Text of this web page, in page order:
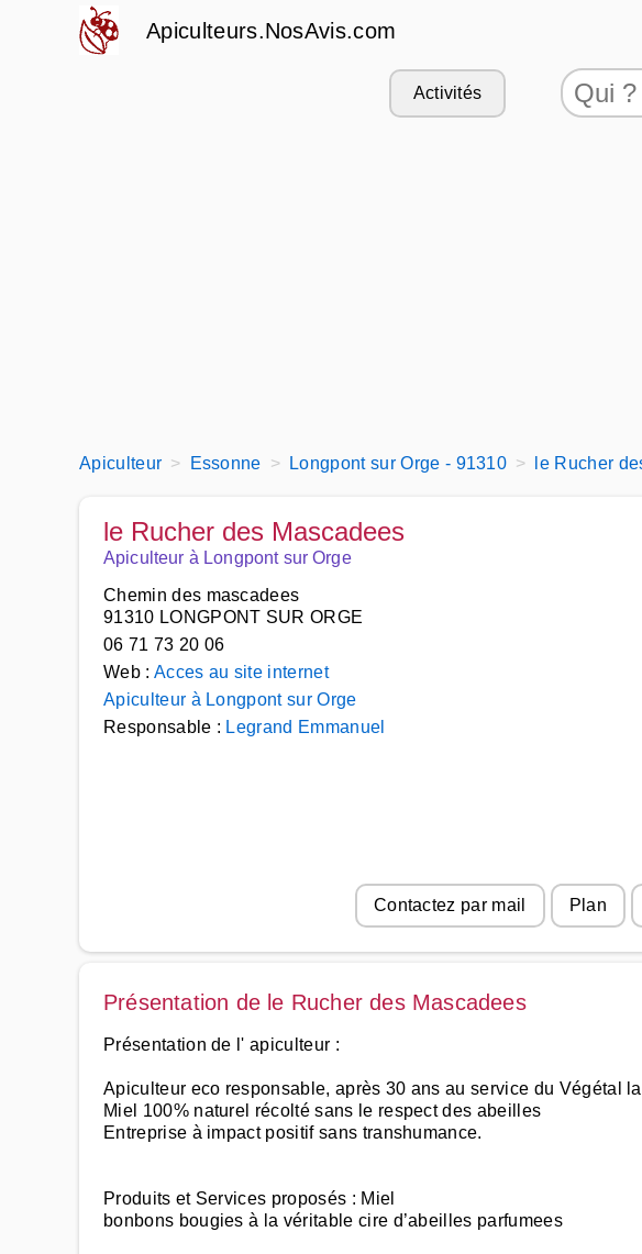
Apiculteurs.NosAvis.com
Activités
Apiculteur Essonne Longpont sur Orge - 91310 le Rucher
le Rucher des Mascadees
Apiculteur à Longpont sur Orge
Chemin des mascadees
91310 LONGPONT SUR ORGE
06 71 73 20 06
Web : Acces au site internet
Apiculteur à Longpont sur Orge
Responsable : Legrand Emmanuel
Contactez par mail Plan
Présentation de le Rucher des Mascadees
Présentation de l' apiculteur :
Apiculteur eco responsable, après 30 ans au service du Végétal
Miel 100% naturel récolté sans le respect des abeilles
Entreprise à impact positif sans transhumance.
Produits et Services proposés : Miel
bonbons bougies à la véritable cire d’abeilles parfumees